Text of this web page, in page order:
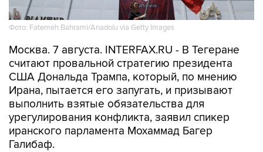
Фото: Fatemeh Bahrami/Anadolu via Getty Images
Москва. 7 августа. INTERFAX.RU - В Тегеране
считают провальной стратегию президента
США Дональда Трампа, который, по мнению
Ирана, пытается его запугать, и призывают
выполнить взятые обязательства для
урегулирования конфликта, заявил спикер
иранского парламента Мохаммад Багер
Галибаф.